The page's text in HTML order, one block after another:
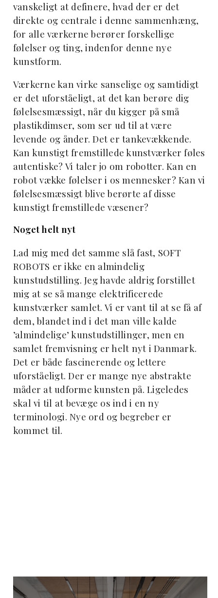
vanskeligt at definere, hvad der er det
direkte og centrale i denne sammenhæng,
for alle værkerne berører forskellige
følelser og ting, indenfor denne nye
kunstform.
Værkerne kan virke sanselige og samtidigt
er det uforståeligt, at det kan berøre dig
følelsesmæssigt, når du kigger på små
plastikdimser, som ser ud til at være
levende og ånder. Det er tankevækkende.
Kan kunstigt fremstillede kunstværker føles
autentiske? Vi taler jo om robotter. Kan en
robot vække følelser i os mennesker? Kan vi
følelsesmæssigt blive berørte af disse
kunstigt fremstillede væsener?
Noget helt nyt
Lad mig med det samme slå fast, SOFT
ROBOTS er ikke en almindelig
kunstudstilling. Jeg havde aldrig forstillet
mig at se så mange elektrificerede
kunstværker samlet. Vi er vant til at se få af
dem, blandet ind i det man ville kalde
’almindelige’ kunstudstillinger, men en
samlet fremvisning er helt nyt i Danmark.
Det er både fascinerende og lettere
uforståeligt. Der er mange nye abstrakte
måder at udforme kunsten på. Ligeledes
skal vi til at bevæge os ind i en ny
terminologi. Nye ord og begreber er
kommet til.